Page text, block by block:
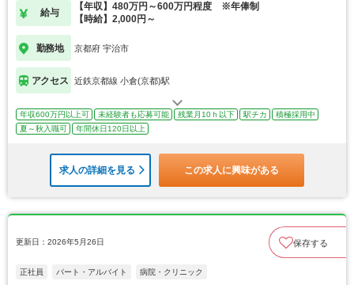
給与
【年収】480万円～600万円程度 ※年俸制
【時給】2,000円～
勤務地 京都府 宇治市
アクセス 近鉄京都線 小倉(京都)駅
年収600万円以上可 未経験者も応募可能 残業月10ｈ以下 駅チカ
積極採用中
夏～秋入職可
年間休日120日以上
求人の詳細を見る この求人に興味がある
更新日：2026年5月26日 保存する
正社員 パート・アルバイト 病院・クリニック